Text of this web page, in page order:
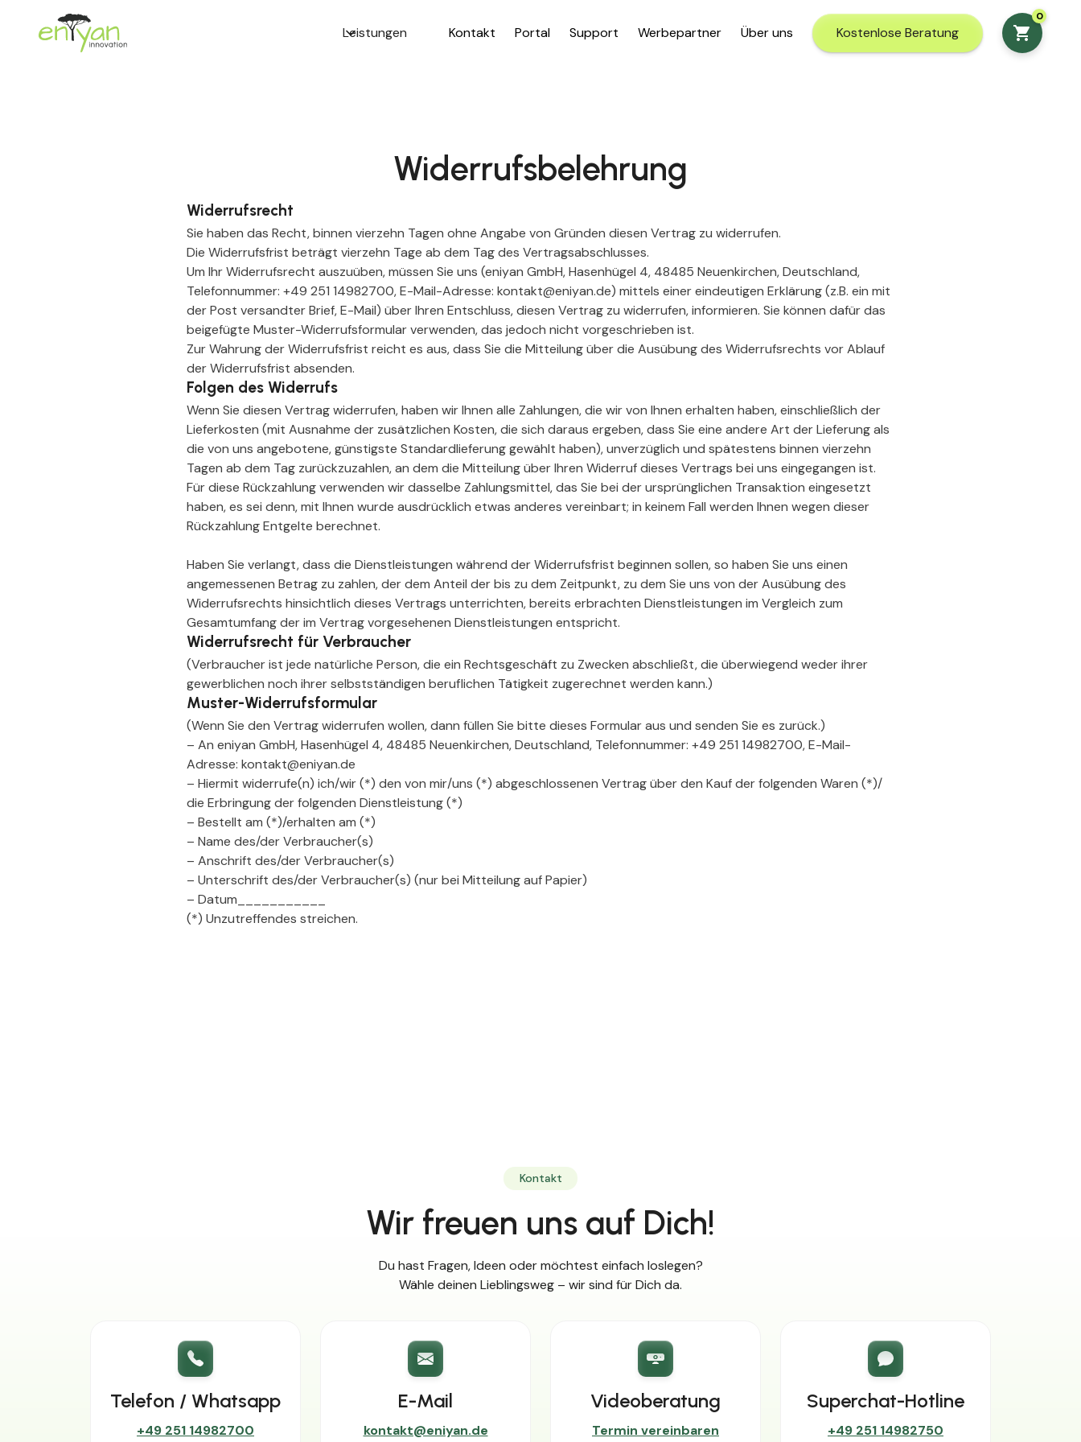
Leistungen
Kontakt Portal Support Werbepartner Über uns Kostenlose Beratung shopping_cart
0
Widerrufsbelehrung
Widerrufsrecht
Sie haben das Recht, binnen vierzehn Tagen ohne Angabe von Gründen diesen Vertrag zu widerrufen.
Die Widerrufsfrist beträgt vierzehn Tage ab dem Tag des Vertragsabschlusses.
Um Ihr Widerrufsrecht auszuüben, müssen Sie uns (eniyan GmbH, Hasenhügel 4, 48485 Neuenkirchen, Deutschland,
Telefonnummer: +49 251 14982700, E-Mail-Adresse: kontakt@eniyan.de) mittels einer eindeutigen Erklärung (z.B. ein mit
der Post versandter Brief, E-Mail) über Ihren Entschluss, diesen Vertrag zu widerrufen, informieren. Sie können dafür das
beigefügte Muster-Widerrufsformular verwenden, das jedoch nicht vorgeschrieben ist.
Zur Wahrung der Widerrufsfrist reicht es aus, dass Sie die Mitteilung über die Ausübung des Widerrufsrechts vor Ablauf
der Widerrufsfrist absenden.
Folgen des Widerrufs
Wenn Sie diesen Vertrag widerrufen, haben wir Ihnen alle Zahlungen, die wir von Ihnen erhalten haben, einschließlich der
Lieferkosten (mit Ausnahme der zusätzlichen Kosten, die sich daraus ergeben, dass Sie eine andere Art der Lieferung als
die von uns angebotene, günstigste Standardlieferung gewählt haben), unverzüglich und spätestens binnen vierzehn
Tagen ab dem Tag zurückzuzahlen, an dem die Mitteilung über Ihren Widerruf dieses Vertrags bei uns eingegangen ist.
Für diese Rückzahlung verwenden wir dasselbe Zahlungsmittel, das Sie bei der ursprünglichen Transaktion eingesetzt
haben, es sei denn, mit Ihnen wurde ausdrücklich etwas anderes vereinbart; in keinem Fall werden Ihnen wegen dieser
Rückzahlung Entgelte berechnet.
Haben Sie verlangt, dass die Dienstleistungen während der Widerrufsfrist beginnen sollen, so haben Sie uns einen
angemessenen Betrag zu zahlen, der dem Anteil der bis zu dem Zeitpunkt, zu dem Sie uns von der Ausübung des
Widerrufsrechts hinsichtlich dieses Vertrags unterrichten, bereits erbrachten Dienstleistungen im Vergleich zum
Gesamtumfang der im Vertrag vorgesehenen Dienstleistungen entspricht.
Widerrufsrecht für Verbraucher
(Verbraucher ist jede natürliche Person, die ein Rechtsgeschäft zu Zwecken abschließt, die überwiegend weder ihrer
gewerblichen noch ihrer selbstständigen beruflichen Tätigkeit zugerechnet werden kann.)
Muster-Widerrufsformular
(Wenn Sie den Vertrag widerrufen wollen, dann füllen Sie bitte dieses Formular aus und senden Sie es zurück.)
– An eniyan GmbH, Hasenhügel 4, 48485 Neuenkirchen, Deutschland, Telefonnummer: +49 251 14982700, E-Mail-
Adresse: kontakt@eniyan.de
– Hiermit widerrufe(n) ich/wir (*) den von mir/uns (*) abgeschlossenen Vertrag über den Kauf der folgenden Waren (*)/
die Erbringung der folgenden Dienstleistung (*)
– Bestellt am (*)/erhalten am (*)
– Name des/der Verbraucher(s)
– Anschrift des/der Verbraucher(s)
– Unterschrift des/der Verbraucher(s) (nur bei Mitteilung auf Papier)
– Datum___________
(*) Unzutreffendes streichen.
Kontakt
Wir freuen uns auf Dich!
Du hast Fragen, Ideen oder möchtest einfach loslegen?
Wähle deinen Lieblingsweg – wir sind für Dich da.
Telefon / Whatsapp
+49 251 14982700
E-Mail
kontakt@eniyan.de
Videoberatung
Termin vereinbaren
Superchat-Hotline
+49 251 14982750